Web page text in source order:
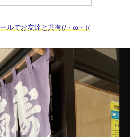
ルでお友達と共有(/・ω・)/